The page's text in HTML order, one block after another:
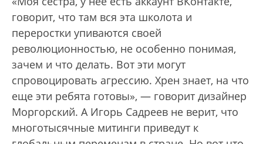
говорит, что там вся эта школота и
переростки упиваются своей
революционностью, не особенно понимая,
зачем и что делать. Вот эти могут
спровоцировать агрессию. Хрен знает, на что
еще эти ребята готовы», — говорит дизайнер
Моргорский. А Игорь Садреев не верит, что
многотысячные митинги приведут к